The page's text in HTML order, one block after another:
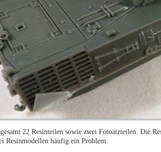
22 Resinteilen sowie zwei Fotoätzteilen. Die
Resinmodellen häufig ein Problem.